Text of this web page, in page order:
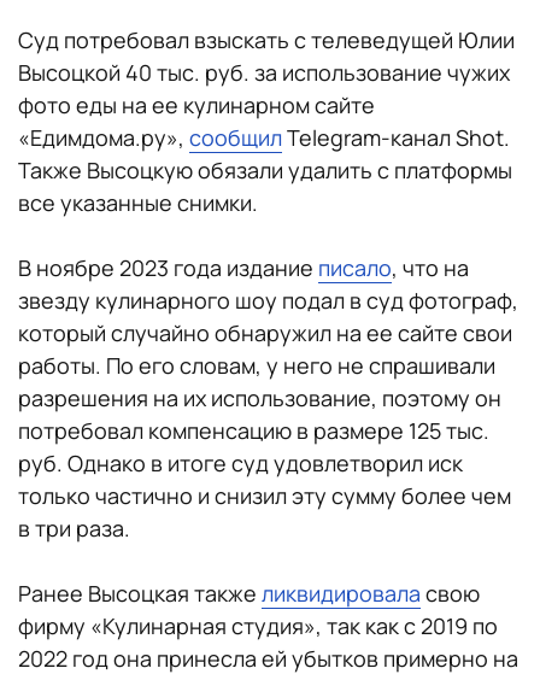
Суд потребовал взыскать с телеведущей Юлии
Высоцкой 40 тыс. руб. за использование чужих
фото еды на ее кулинарном сайте
«Едимдома.ру», сообщилTelegram-канал Shot.
Также Высоцкую обязали удалить с платформы
все указанные снимки.
В ноябре 2023 года издание писало, что на
звезду кулинарного шоу подал в суд фотограф,
который случайно обнаружил на ее сайте свои
работы. По его словам, у него не спрашивали
разрешения на их использование, поэтому он
потребовал компенсацию в размере 125 тыс.
руб. Однако в итоге суд удовлетворил иск
только частично и снизил эту сумму более чем
в три раза.
Ранее Высоцкая также ликвидировала свою
фирму «Кулинарная студия», так как с 2019 по
2022 год она принесла ей убытков примерно на